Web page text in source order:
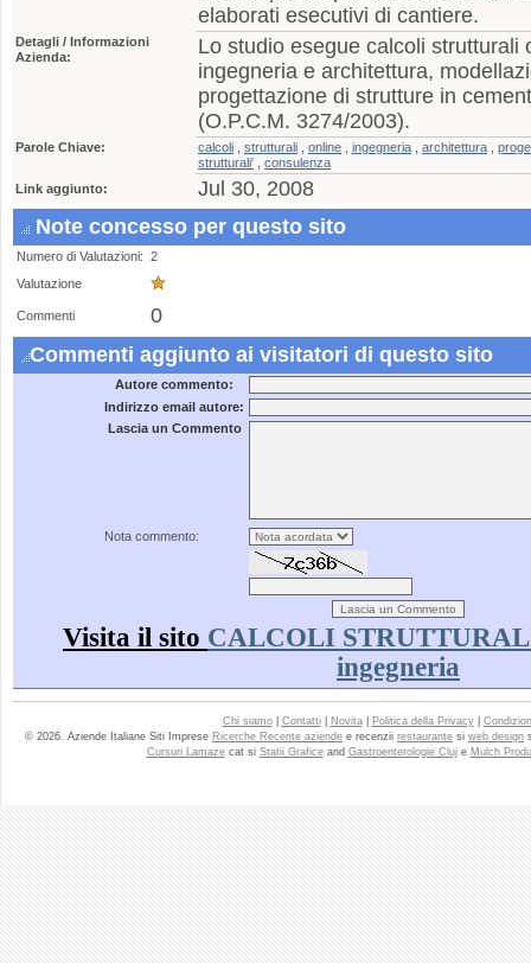
elaborati esecutivi di cantiere.
Detagli / Informazioni
Azienda:
Lo studio esegue calcoli strutturali
ingegneria e architettura,
progettazione di strutture in
(O.P.C.M. 3274/2003).
Parole Chiave: calcoli strutturali online ingegneria architettura
strutturali'
consulenza
Link aggiunto:
Jul 30, 2008
Note concesso per questo sito
Numero di Valutazioni: 2
Valutazione
Commenti
0
Commenti aggiunto ai visitatori di questo sito
Autore commento:
Indirizzo email autore:
Lascia un Commento
Nota commento:
Visita il sito CALCOLI
ingegneria
Chi siamo| Contatti| Novita| Politica della Privacy|
© 2026. Aziende Italiane Siti Imprese Ricerche Recente aziende e recenzii restaurante si web design
Cursuri Lamazecat si Statii Graficeand Gastroenterologie Cluje Mulch